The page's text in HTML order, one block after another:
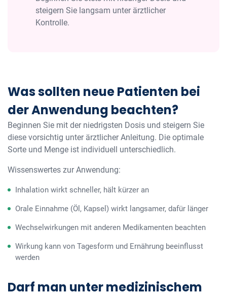
steigern Sie langsam unter ärztlicher
Kontrolle.
Was sollten neue Patienten bei
der Anwendung beachten?
Beginnen Sie mit der niedrigsten Dosis und steigern Sie
diese vorsichtig unter ärztlicher Anleitung. Die optimale
Sorte und Menge ist individuell unterschiedlich.
Wissenswertes zur Anwendung:
Inhalation wirkt schneller, hält kürzer an
Orale Einnahme (Öl, Kapsel) wirkt langsamer, dafür länger
Wechselwirkungen mit anderen Medikamenten beachten
Wirkung kann von Tagesform und Ernährung beeinflusst
werden
Darf man unter medizinischem